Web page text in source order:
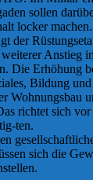
sollen
locker machen.
der
Anstieg
Die Erhöhung
Bildung
Wohnungsbau
richtet sich
ten.
sich die